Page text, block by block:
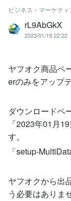
ビジネス・マーケテ
rL9AbGkX
2023/01/19 22:22
ヤフオク商品ペ
erのみをアップ
ダウンロードペ
「2023年01月
す。
「setup-
ヤフオクから出
う必要はありま